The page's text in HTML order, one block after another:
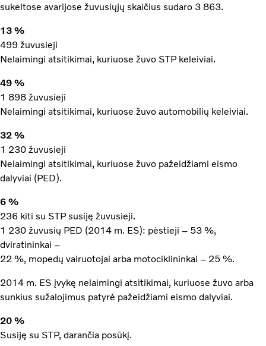
sukeltose avarijose žuvusiųjų skaičius sudaro 3 863.
13 %
499 žuvusieji
Nelaimingi atsitikimai, kuriuose žuvo STP keleiviai.
49 %
1 898 žuvusieji
Nelaimingi atsitikimai, kuriuose žuvo automobilių keleiviai.
32 %
1 230 žuvusieji
Nelaimingi atsitikimai, kuriuose žuvo pažeidžiami eismo
dalyviai (PED).
6 %
236 kiti su STP susiję žuvusieji.
1 230 žuvusių PED (2014 m. ES): pėstieji – 53 %,
dviratininkai –
22 %, mopedų vairuotojai arba motociklininkai – 25 %.
2014 m. ES įvykę nelaimingi atsitikimai, kuriuose žuvo arba
sunkius sužalojimus patyrė pažeidžiami eismo dalyviai.
20 %
Susiję su STP, darančia posūkį.